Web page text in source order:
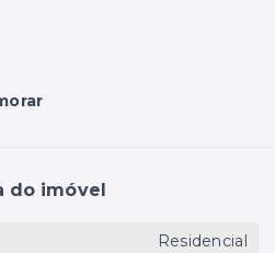
do imóvel
Residencial